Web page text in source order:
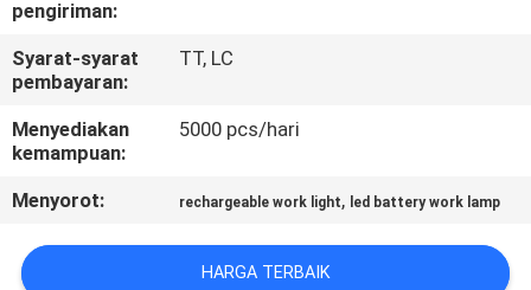
BERITA
KASUS-
KASUS
PETA
pengiriman:
Syarat-syarat
pembayaran:
TT, LC
Menyediakan
kemampuan:
5000 pcs/hari
Menyorot: rechargeable work light, led battery work lamp
HARGA TERBAIK